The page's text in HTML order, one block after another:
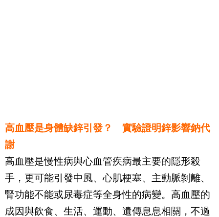
高血壓是身體缺鋅引發？ 實驗證明鋅影響鈉代
謝
高血壓是慢性病與心血管疾病最主要的隱形殺
手，更可能引發中風、心肌梗塞、主動脈剝離、
腎功能不能或尿毒症等全身性的病變。高血壓的
成因與飲食、生活、運動、遺傳息息相關，不過